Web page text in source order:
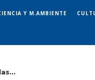
Y M.AMBIENTE